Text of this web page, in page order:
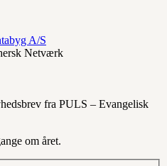
A/S
Netværk
fra PULS – Evangelisk
om året.